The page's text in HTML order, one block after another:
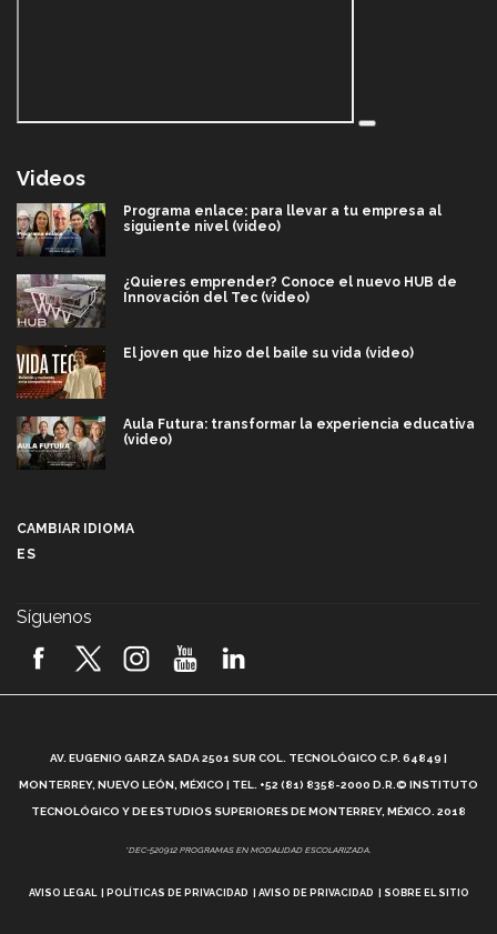
Videos
Programa enlace: para llevar a tu empresa al
siguiente nivel (video)
¿Quieres emprender? Conoce el nuevo HUB de
Innovación del Tec (video)
El joven que hizo del baile su vida (video)
Aula Futura: transformar la experiencia educativa
(video)
2026! (video)
¿Cómo es el Modelo Educativo Tec? (video)
Vida Tec: Feminismo e Inteligencia Artificial, Paola
CAMBIAR IDIOMA
ES
Síguenos
AV. EUGENIO GARZA SADA 2501 SUR COL. TECNOLÓGICO C.P. 64849 |
MONTERREY, NUEVO LEÓN, MÉXICO | TEL. +52 (81) 8358-2000 D.R.© INSTITUTO
TECNOLÓGICO Y DE ESTUDIOS SUPERIORES DE MONTERREY, MÉXICO. 2018
*DEC-520912 PROGRAMAS EN MODALIDAD ESCOLARIZADA.
AVISO LEGAL POLÍTICAS DE PRIVACIDAD AVISO DE PRIVACIDAD SOBRE EL SITIO